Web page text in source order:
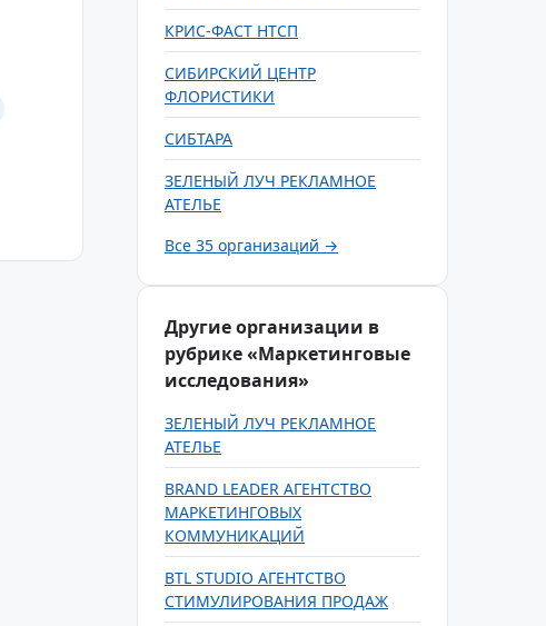
КРИС-ФАСТ НТСП
СИБИРСКИЙ ЦЕНТР
ФЛОРИСТИКИ
СИБТАРА
ЗЕЛЕНЫЙ ЛУЧ РЕКЛАМНОЕ
АТЕЛЬЕ
Все 35 организаций →
Другие организации в
рубрике «Маркетинговые
исследования»
ЗЕЛЕНЫЙ ЛУЧ РЕКЛАМНОЕ
АТЕЛЬЕ
BRAND LEADER АГЕНТСТВО
МАРКЕТИНГОВЫХ
КОММУНИКАЦИЙ
BTL STUDIO АГЕНТСТВО
СТИМУЛИРОВАНИЯ ПРОДАЖ